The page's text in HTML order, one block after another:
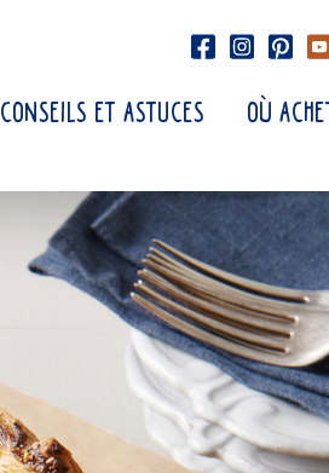
CONSEILS ET ASTUCES OÙ